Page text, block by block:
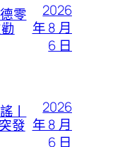
零
2026
年 8 月
6 日
丨
發
2026
年 8 月
6 日